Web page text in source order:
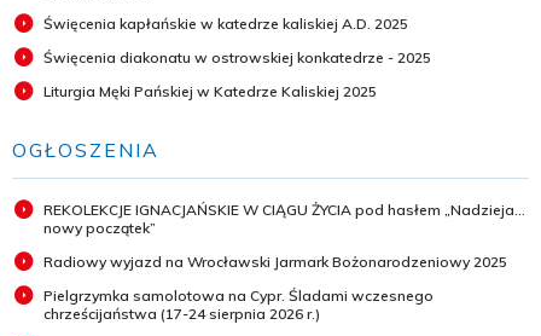
Święcenia kapłańskie w katedrze kaliskiej A.D. 2025
Święcenia diakonatu w ostrowskiej konkatedrze - 2025
Liturgia Męki Pańskiej w Katedrze Kaliskiej 2025
OGŁOSZENIA
REKOLEKCJE IGNACJAŃSKIE W CIĄGU ŻYCIA pod hasłem „Nadzieja...
nowy początek”
Radiowy wyjazd na Wrocławski Jarmark Bożonarodzeniowy 2025
Pielgrzymka samolotowa na Cypr. Śladami wczesnego
chrześcijaństwa (17-24 sierpnia 2026 r.)